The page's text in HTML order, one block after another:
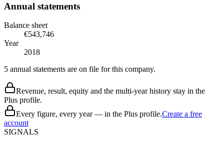
Annual statements
Balance sheet
€543,746
Year
2018
5 annual statements are on file for this company.
Revenue, result, equity and the multi-year history stay in the
Plus profile.
Every figure, every year — in the Plus profile.Create a free
account
SIGNALS